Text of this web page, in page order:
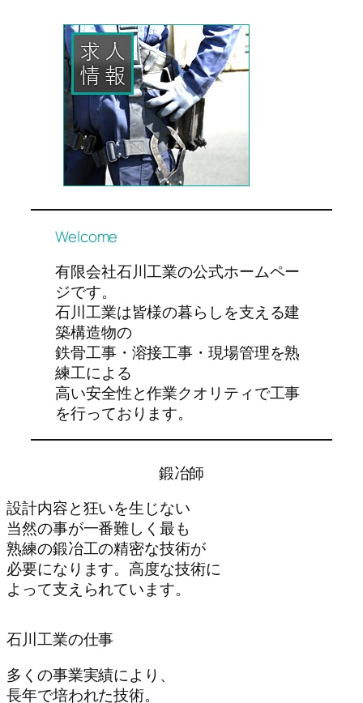
Welcome
有限会社石川工業の公式ホームペー
ジです。
石川工業は皆様の暮らしを支える建
築構造物の
鉄骨工事・溶接工事・現場管理を熟
練工による
高い安全性と作業クオリティで工事
を行っております。
鍛冶師
設計内容と狂いを生じない
当然の事が一番難しく最も
熟練の鍛冶工の精密な技術が
必要になります。高度な技術に
よって支えられています。
石川工業の仕事
多くの事業実績により、
長年で培われた技術。